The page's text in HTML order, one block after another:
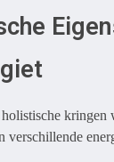
kringen
verschillende